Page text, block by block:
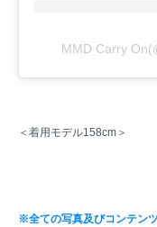
MMD Carry
＜着用モデル158cm＞
※全ての写真及びコンテン